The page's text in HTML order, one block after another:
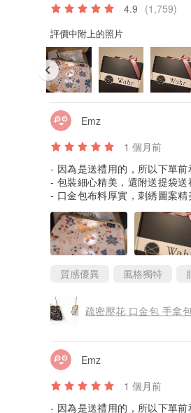
4.9 (1,759)
評價中附上的照片
Emz
1 個月前
- 因為是送禮用的，所以下單
- 包裝細心精美，還附送提袋送
- 口金包布料厚實，刺綉圖案精
質感優異 風格獨特
疏密壓花 口金包 手拿
Emz
1 個月前
- 因為是送禮用的，所以下單